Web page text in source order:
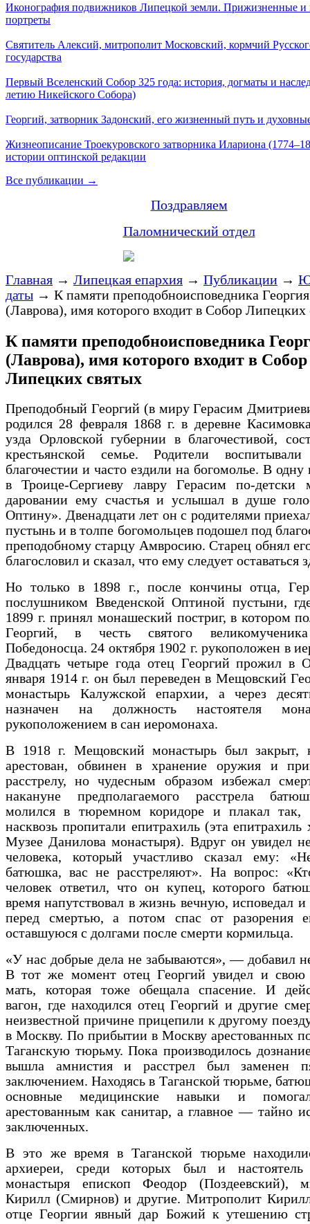
Иконография подвижников Липецкой земли. Прижизненные и
портреты
Святитель Алексий, митрополит Московский, кормчий
государства
Первый Вселенский Собор 325 года: история, догматы и
летию Никейского Собора)
Георгий, затворник Задонский, его жизненный путь и
Жизнеописание Троекуровского затворника Илариона
истории оптинской редакции
Все публикации →
Поздравляем
Паломнический отдел
Главная → Липецкая епархия → Публикации →
даты → К памяти преподобноисповедника Георгия
(Лаврова), имя которого входит в Собор Липецких
К памяти преподобноисповедника
(Лаврова), имя которого входит в Собор
Липецких святых
Преподобный Георгий (в миру Герасим
родился 28 февраля 1868 г. в деревне
узда Орловской губернии в благочестивой,
крестьянской семье. Родители
благочестии и часто ездили на богомолье. В одну
в Троице-Сергиеву лавру Герасим по-детски
даровании ему счастья и услышал в душе
Оптину». Двенадцати лет он с родителями
пустынь и в толпе богомольцев подошел под
преподобному старцу Амвросию. Старец обнял его
благословил и сказал, что ему следует оставаться
Но только в 1898 г., после кончины отца,
послушником Введенской Оптиной пустыни,
1899 г. принял монашеский постриг, в котором
Георгий, в честь святого
Победоносца. 24 октября 1902 г. рукоположен в
Двадцать четыре года отец Георгий прожил в
января 1914 г. он был переведен в Мещовский
монастырь Калужской епархии, а через
назначен на должность настоятеля
рукоположением в сан иеромонаха.
В 1918 г. Мещовский монастырь был закрыт,
арестован, обвинен в хранение оружия и
расстрелу, но чудесным образом избежал
накануне предполагаемого расстрела
молился в тюремном коридоре и плакал так,
насквозь пропитали епитрахиль (эта епитрахиль
Музее Данилова монастыря). Вдруг он увидел
человека, который участливо сказал ему:
батюшка, вас не расстреляют». На вопрос:
человек ответил, что он купец, которого
время напутствовал в жизнь вечную, исповедал и
перед смертью, а потом спас от разорения
оставшуюся с долгами после смерти кормильца.
«У нас добрые дела не забываются», — добавил
В тот же момент отец Георгий увидел и свою
мать, которая тоже обещала спасение. И
вагон, где находился отец Георгий и другие
неизвестной причине прицепили к другому
в Москву. По прибытии в Москву арестованных
Таганскую тюрьму. Пока производилось
вышла амнистия и расстрел был заменен
заключением. Находясь в Таганской тюрьме,
основные медицинские навыки и
арестованным как санитар, а главное — тайно
заключенных.
В это же время в Таганской тюрьме
архиереи, среди которых был и настоятель
монастыря епископ Феодор (Поздеевский),
Кирилл (Смирнов) и другие. Митрополит
отце Георгии явный дар Божий к утешению